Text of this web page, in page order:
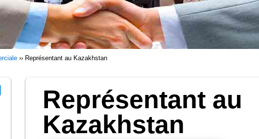
›› Représentant au Kazakhstan
Représentant au
Kazakhstan